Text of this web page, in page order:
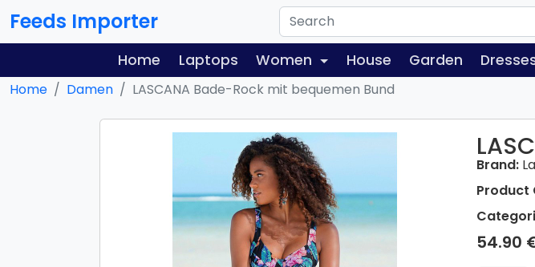
Feeds Importer
Home Laptops Women House Garden
Home Damen LASCANA Bade-Rock mit bequemen Bund
Brand:
Product
54.90